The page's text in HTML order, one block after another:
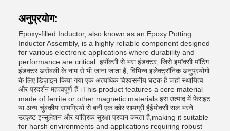
अनुप्रयोग:
Epoxy-filled Inductor, also known as an Epoxy Potting
Inductor Assembly, is a highly reliable component designed
for various electronic applications where durability and
performance are critical. इपॉक्सी से भरा इंडक्टर, जिसे इपॉक्सी पॉटिंग
इंडक्टर असेंबली के नाम से भी जाना जाता है, विभिन्न इलेक्ट्रॉनिक अनुप्रयोगों
के लिए डिज़ाइन किया गया एक अत्यधिक विश्वसनीय घटक है जहां स्थायित्व
और प्रदर्शन महत्वपूर्ण हैं।This product features a core material
made of ferrite or other magnetic materials इस उत्पाद में फेराइट
या अन्य चुंबकीय सामग्रियों से बनी एक कोर सामग्री हैईपोक्सी राल भरने
उत्कृष्ट इन्सुलेशन और यांत्रिक सुरक्षा प्रदान करता है,making it suitable
for harsh environments and applications requiring robust